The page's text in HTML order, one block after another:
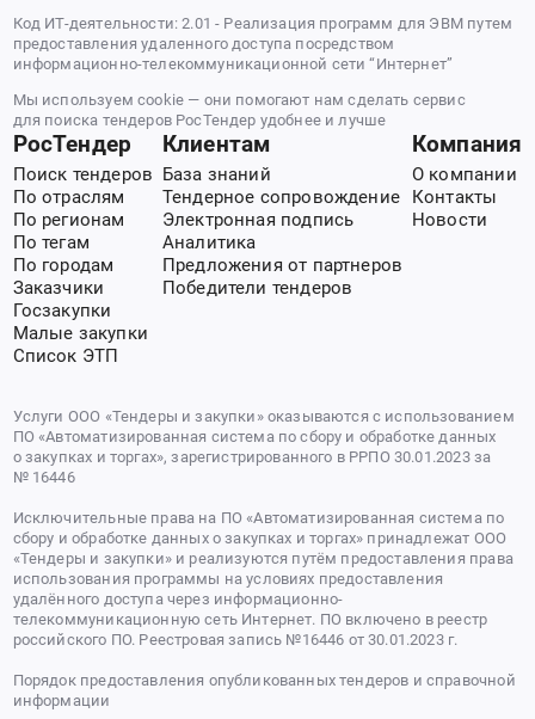
Код ИТ-деятельности: 2.01 - Реализация программ для ЭВМ путем
предоставления удаленного доступа посредством
информационно-телекоммуникационной сети “Интернет”
Мы используем cookie — они помогают нам сделать сервис
для поиска тендеров РосТендер удобнее и лучше
РосТендер
Поиск тендеров
По отраслям
По регионам
По тегам
По городам
Заказчики
Госзакупки
Малые закупки
Список ЭТП
Клиентам
База знаний
Тендерное сопровождение
Электронная подпись
Аналитика
Предложения от партнеров
Победители тендеров
Компания
О компании
Контакты
Новости
Услуги ООО «Тендеры и закупки» оказываются с использованием
ПО «Автоматизированная система по сбору и обработке данных
о закупках и торгах», зарегистрированного в РРПО 30.01.2023 за
№ 16446
Исключительные права на ПО «Автоматизированная система по
сбору и обработке данных о закупках и торгах» принадлежат ООО
«Тендеры и закупки» и реализуются путём предоставления права
использования программы на условиях предоставления
удалённого доступа через информационно-
телекоммуникационную сеть Интернет. ПО включено в реестр
российского ПО. Реестровая запись №16446 от 30.01.2023 г.
Порядок предоставления опубликованных тендеров и справочной
информации